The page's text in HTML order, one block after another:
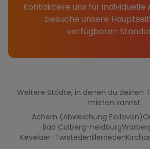
Kontaktiere uns für individuelle
besuche unsere
verfügbaren
Weitere Städte, in denen du deinen
mieten kannst.
Achern (Abweichung Exklaven)
Bad Colberg-Heldburg
Kevelaer-TwistedenIllerrieden